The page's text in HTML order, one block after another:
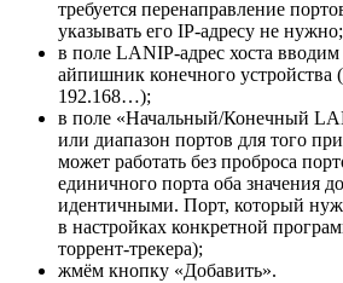
требуется перенаправление
указывать его IP-адресу не нужно;
в поле LANIP-адрес хоста
айпишник конечного
192.168…);
в поле «Начальный/Конечный
или диапазон портов для того
может работать без проброса
единичного порта оба значения
идентичными. Порт, который
в настройках конкретной
торрент-трекера);
жмём кнопку «Добавить».